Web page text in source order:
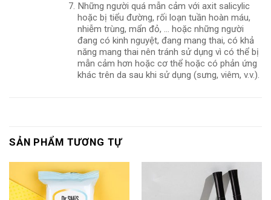
Những người quá mẫn cảm với axit salicylic
hoặc bị tiểu đường, rối loạn tuần hoàn máu,
nhiễm trùng, mẩn đỏ, … hoặc những người
đang có kinh nguyệt, đang mang thai, có khả
năng mang thai nên tránh sử dụng vì có thể bị
mẫn cảm hơn hoặc cơ thể hoặc có phản ứng
khác trên da sau khi sử dụng (sưng, viêm, v.v.).
SẢN PHẨM TƯƠNG TỰ